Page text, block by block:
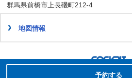
群馬県前橋市上長磯町212-4
地図情報
Copyright(C)2008-2022 COCKPIT
予約する